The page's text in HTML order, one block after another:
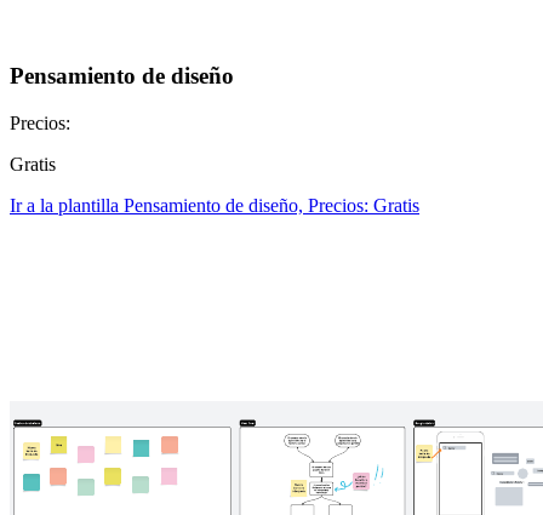
Pensamiento de diseño
Precios:
Gratis
Ir a la plantilla Pensamiento de diseño, Precios: Gratis